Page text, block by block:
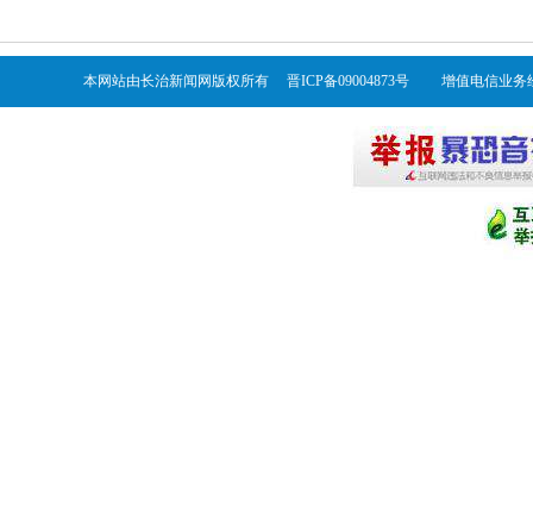
本网站由长治新闻网版权所有 晋ICP备09004873号 增值电信业务